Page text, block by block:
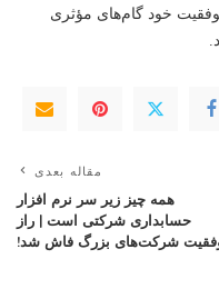
خود گام‌های مؤثری
مقاله بعدی
همه چیز زیر سر نرم افزار
حسابداری شرکتی است | راز
شرکت‌های بزرگ فاش شد!